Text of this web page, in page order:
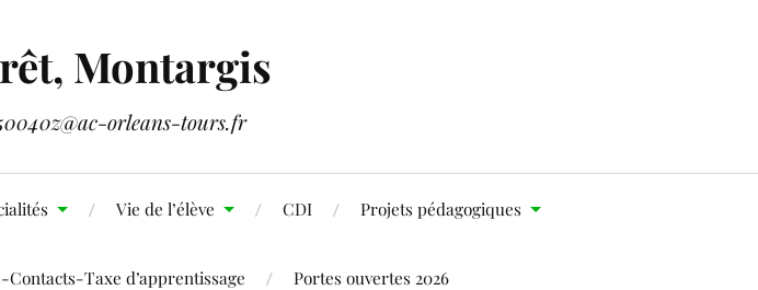
Montargis
orleans-tours.fr
Vie de l’élève CDI Projets pédagogiques
Taxe d’apprentissage Portes ouvertes 2026